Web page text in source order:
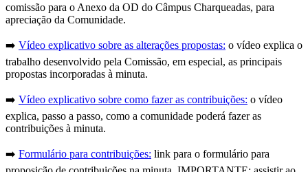
comissão para o Anexo da OD do Câmpus Charqueadas, para
apreciação da Comunidade.
➡️ Vídeo explicativo sobre as alterações propostas: o vídeo explica o
trabalho desenvolvido pela Comissão, em especial, as principais
propostas incorporadas à minuta.
➡️ Vídeo explicativo sobre como fazer as contribuições: o vídeo
explica, passo a passo, como a comunidade poderá fazer as
contribuições à minuta.
➡️ Formulário para contribuições: link para o formulário para